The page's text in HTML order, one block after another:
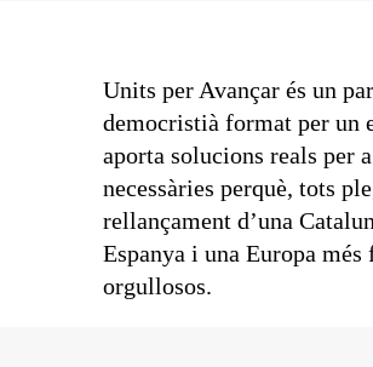
Units per Avançar és un
democristià format per un
aporta solucions reals per
necessàries perquè, tots
rellançament d’una
Espanya i una Europa
orgullosos.